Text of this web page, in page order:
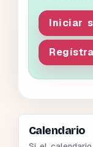
Iniciar
Calendario